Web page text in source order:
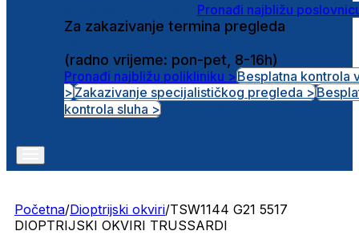
Pronađi najbližu
Za zakazivanje termina pregleda
(radno vrijeme: pon-pet, 8-16h)
Pronađi najbližu polikliniku >Besplatna kontrola
>Zakazivanje specijalističkog pregleda >
kontrola sluha >
Početna/Dioptrijski okviri/TSW1144 G21 5517
DIOPTRIJSKI OKVIRI TRUSSARDI